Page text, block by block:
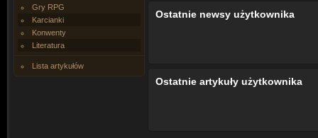
Gry RPG
Karcianki
Konwenty
Literatura
Lista artykułów
Ostatnie newsy użytkownika
Ostatnie artykuły użytkownika